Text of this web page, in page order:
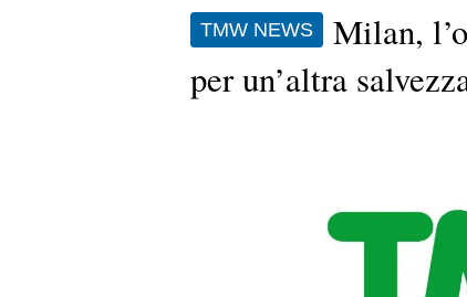
TMW NEWS
Milan,
per un’altra